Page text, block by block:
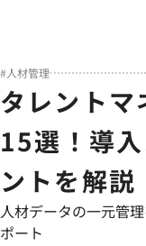
#人材管理
タレントマ
15選！導
ントを解説
人材データの一元管
ポート